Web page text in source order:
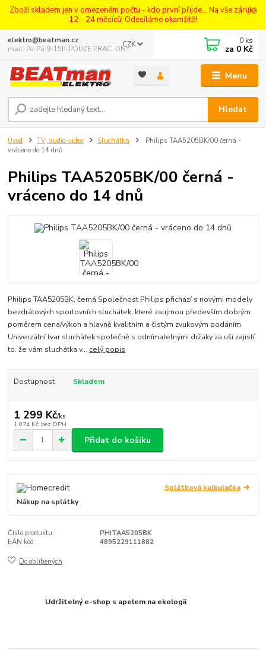
Zboží skladem jen v omezeném počtu - kdo první přijde... Na vše záruka
12 - 24 měsíců! Odesíláme okamžitě!
Menu
CZK
Hledat
elektro@beatman.cz
mail: Po-Pá:9-15h-POUZE PRAC. DNY
0 ks
za 0 Kč
Úvod TV, audio-video Sluchátka
Philips TAA5205BK/00 černá -
vráceno do 14 dnů
Philips TAA5205BK/00 černá -
vráceno do 14 dnů
Philips TAA5205BK, černá Společnost Philips přichází s novými modely
bezdrátových sportovních sluchátek, které zaujmou především dobrým
poměrem cena/výkon a hlavně kvalitním a čistým zvukovým podáním.
Univerzální tvar sluchátek společně s odnímatelnými držáky za uši zajistí
to, že vám sluchátka v... celý popis
Dostupnost Skladem
1 299 Kč/ks
1 074 Kč bez DPH
Přidat do košíku
Splátková kalkulačka
Nákup na splátky
Číslo produktu:
PHITAA5205BK
EAN kód:
4895229111882
Do oblíbených
Udržitelný e-shop s apelem na ekologii